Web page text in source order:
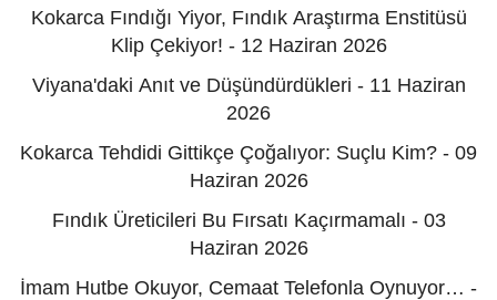
Kokarca Fındığı Yiyor, Fındık Araştırma Enstitüsü
Klip Çekiyor! - 12 Haziran 2026
Viyana'daki Anıt ve Düşündürdükleri - 11 Haziran
2026
Kokarca Tehdidi Gittikçe Çoğalıyor: Suçlu Kim? - 09
Haziran 2026
Fındık Üreticileri Bu Fırsatı Kaçırmamalı - 03
Haziran 2026
İmam Hutbe Okuyor, Cemaat Telefonla Oynuyor… -